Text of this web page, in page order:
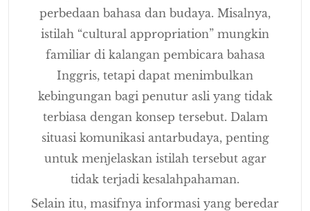
perbedaan bahasa dan budaya. Misalnya,
istilah “cultural appropriation” mungkin
familiar di kalangan pembicara bahasa
Inggris, tetapi dapat menimbulkan
kebingungan bagi penutur asli yang tidak
terbiasa dengan konsep tersebut. Dalam
situasi komunikasi antarbudaya, penting
untuk menjelaskan istilah tersebut agar
tidak terjadi kesalahpahaman.
Selain itu, masifnya informasi yang beredar